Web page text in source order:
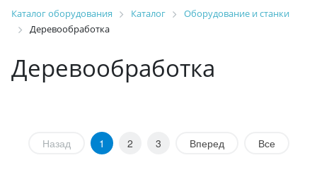
Каталог оборудования Каталог
Оборудование и станки
Деревообработка
Деревообработка
Назад 1 2 3 Вперед Все